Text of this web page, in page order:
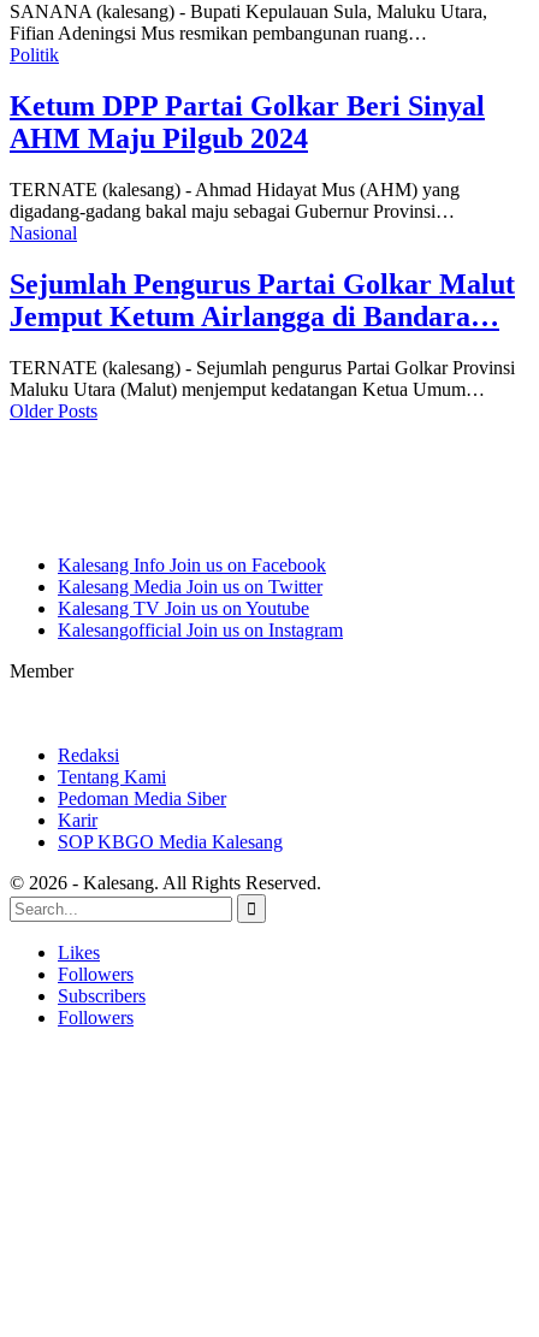
SANANA (kalesang) - Bupati Kepulauan Sula, Maluku Utara,
Fifian Adeningsi Mus resmikan pembangunan ruang…
Politik
Ketum DPP Partai Golkar Beri Sinyal
AHM Maju Pilgub 2024
TERNATE (kalesang) - Ahmad Hidayat Mus (AHM) yang
digadang-gadang bakal maju sebagai Gubernur Provinsi…
Nasional
Sejumlah Pengurus Partai Golkar Malut
Jemput Ketum Airlangga di Bandara…
TERNATE (kalesang) - Sejumlah pengurus Partai Golkar Provinsi
Maluku Utara (Malut) menjemput kedatangan Ketua Umum…
Older Posts
Kalesang Info Join us on Facebook
Kalesang Media Join us on Twitter
Kalesang TV Join us on Youtube
Kalesangofficial Join us on Instagram
Member
Redaksi
Tentang Kami
Pedoman Media Siber
Karir
SOP KBGO Media Kalesang
© 2026 - Kalesang. All Rights Reserved.
Likes
Followers
Subscribers
Followers